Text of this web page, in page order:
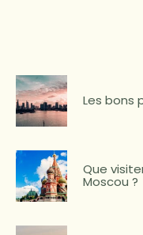
Les bons
Que
Moscou ?